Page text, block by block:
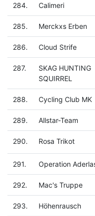
284. Calimeri
285. Merckxs Erben
286. Cloud Strife
287.
SKAG HUNTING
SQUIRREL
288. Cycling Club MK
289. Allstar-Team
290. Rosa Trikot
291. Operation
292. Mac's Truppe
293. Höhenrausch